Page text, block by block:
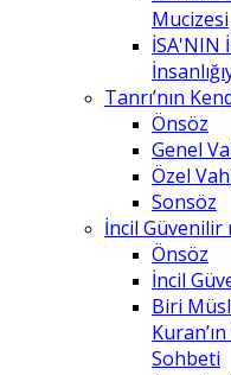
Mucizesi
İSA'NIN
Tanrı’nın
Önsöz
Genel
Özel
Sonsöz
İncil Güvenilir
Önsöz
İncil
Biri
Sohbeti